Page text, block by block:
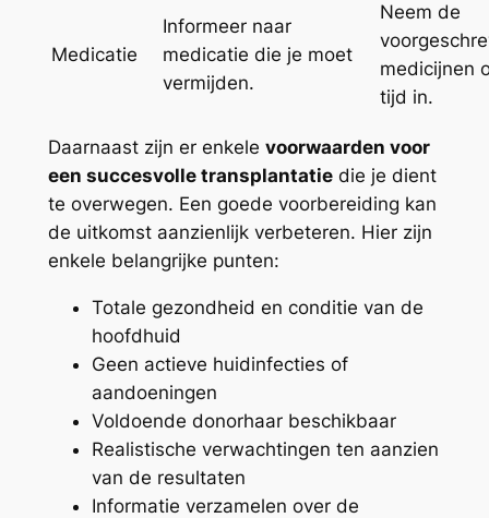
Medicatie
Informeer naar
medicatie die je moet
vermijden.
Neem de
medicijnen
tijd in.
Daarnaast zijn er enkele voorwaarden voor
een succesvolle transplantatiedie je dient
te overwegen. Een goede voorbereiding kan
de uitkomst aanzienlijk verbeteren. Hier zijn
enkele belangrijke punten:
Totale gezondheid en conditie van de
hoofdhuid
Geen actieve huidinfecties of
aandoeningen
Voldoende donorhaar beschikbaar
Realistische verwachtingen ten aanzien
van de resultaten
Informatie verzamelen over de